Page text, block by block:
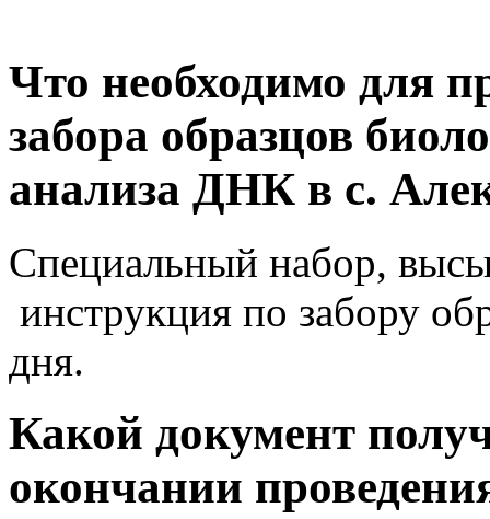
Что необходимо для
забора образцов
анализа ДНК в с.
Специальный набор,
инструкция по забору
дня.
Какой документ
окончании